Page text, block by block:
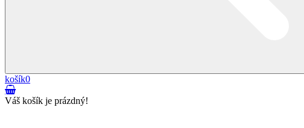
košík0
Váš košík je prázdný!